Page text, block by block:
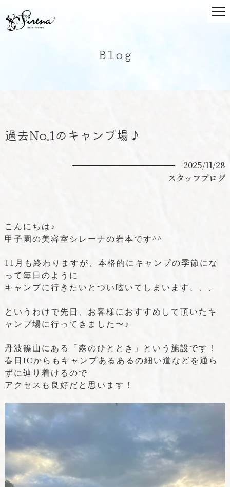
Blog
過去No.1のキャンプ場♪
2025/11/28
スタッフブログ
こんにちは♪
甲子園の美容室シレーナの岩本です^^
11月も終わりますが、本格的にキャンプの季節にな
って毎日のように
キャンプに行きたいとつい呟いてしまいます、、、
というわけで先日、お客様におすすめして頂いたキ
ャンプ場に行ってきました〜♪
丹波篠山にある「森のひととき」という施設です！
春日ICからもキャンプあるあるの細い道などを通ら
ずに辿り着けるので
アクセスも良好だと思います！